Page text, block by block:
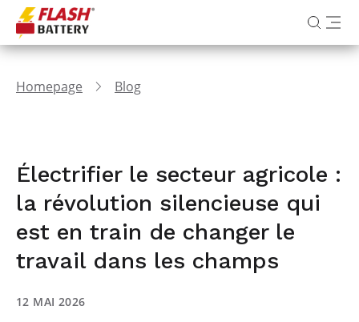
Homepage Blog
Électrifier le secteur agricole :
la révolution silencieuse qui
est en train de changer le
travail dans les champs
12 MAI 2026